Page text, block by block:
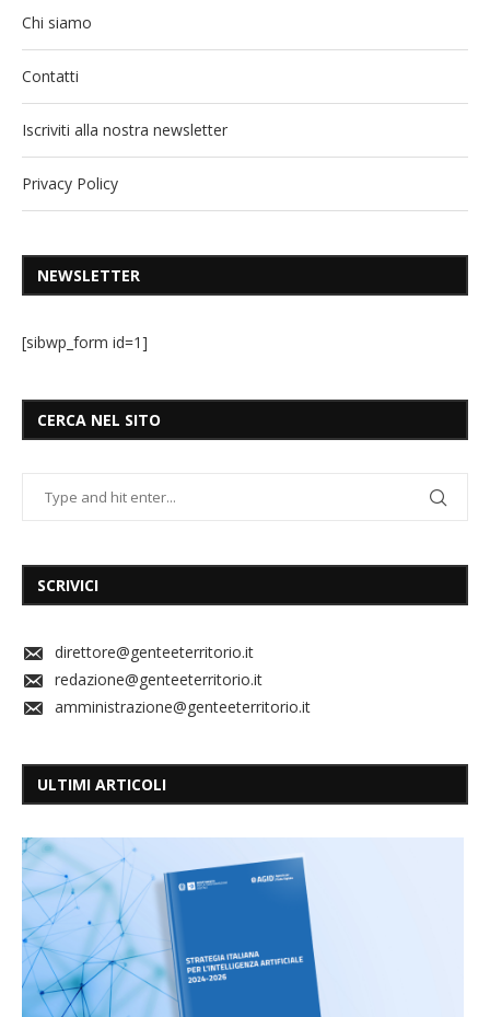
Chi siamo
Contatti
Iscriviti alla nostra newsletter
Privacy Policy
NEWSLETTER
[sibwp_form id=1]
CERCA NEL SITO
SCRIVICI
direttore@genteeterritorio.it
redazione@genteeterritorio.it
amministrazione@genteeterritorio.it
ULTIMI ARTICOLI